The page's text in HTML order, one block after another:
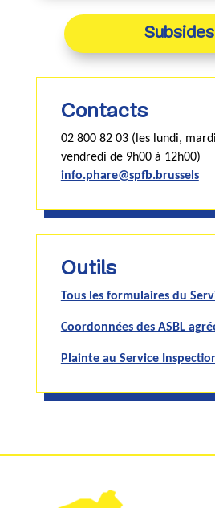
Subsides
Contacts
02 800 82 03 (les lundi,
vendredi de 9h00 à 12h00)
info.phare@spfb.brussels
Outils
Tous les formulaires du
Coordonnées des ASBL
Plainte au Service